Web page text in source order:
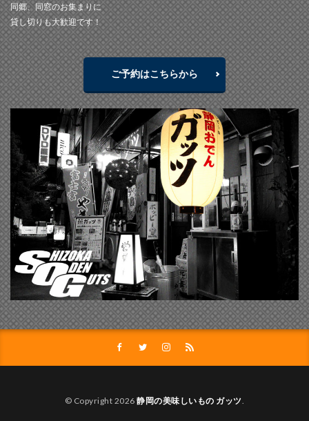
同郷、同窓のお集まりに
貸し切りも大歓迎です！
ご予約はこちらから
© Copyright 2026静岡の美味しいもの ガッツ